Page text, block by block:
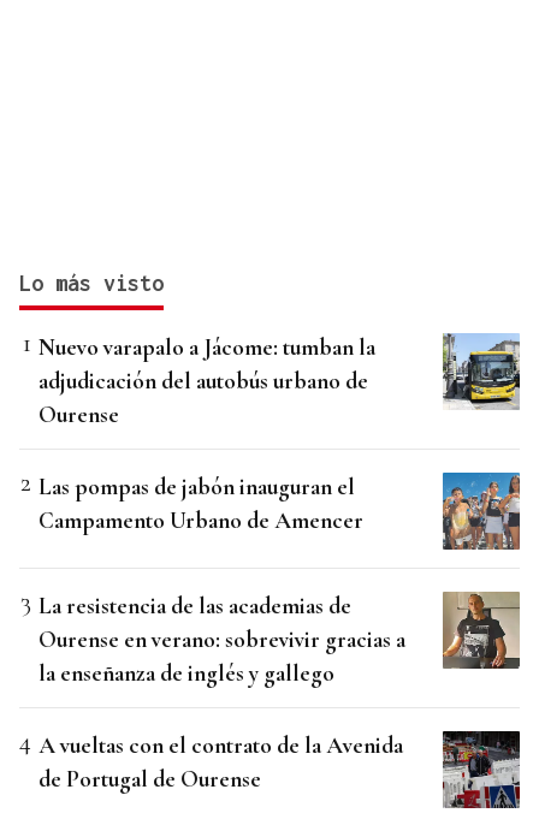
Lo más visto
Nuevo varapalo a Jácome: tumban la
adjudicación del autobús urbano de
Ourense
Las pompas de jabón inauguran el
Campamento Urbano de Amencer
La resistencia de las academias de
Ourense en verano: sobrevivir gracias a
la enseñanza de inglés y gallego
A vueltas con el contrato de la Avenida
de Portugal de Ourense